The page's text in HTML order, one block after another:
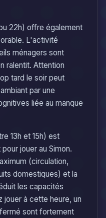
22h) offre également
L'activité
ménagers sont
ralentit. Attention
tard le soir peut
par une
liée au manque
13h et 15h) est
jouer au Simon.
(circulation,
domestiques) et la
les capacités
jouer à cette heure, un
sont fortement